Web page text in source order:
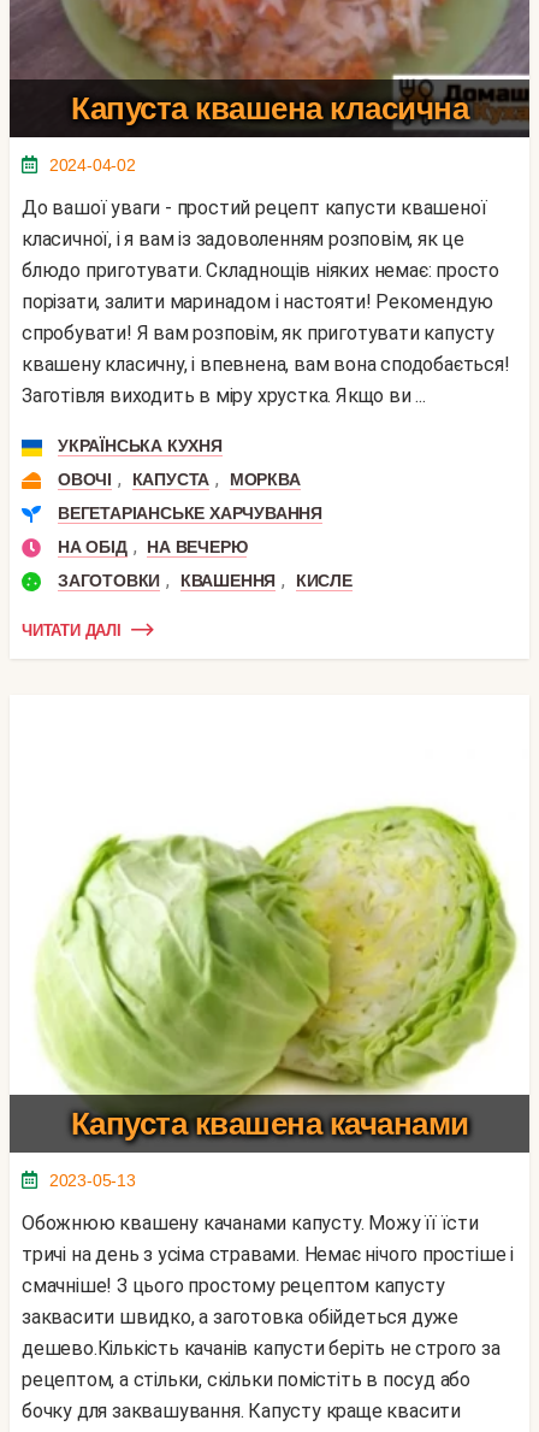
Капуста квашена класична
2024-04-02
До вашої уваги - простий рецепт капусти квашеної
класичної, і я вам із задоволенням розповім, як це
блюдо приготувати. Складнощів ніяких немає: просто
порізати, залити маринадом і настояти! Рекомендую
спробувати! Я вам розповім, як приготувати капусту
квашену класичну, і впевнена, вам вона сподобається!
Заготівля виходить в міру хрустка. Якщо ви ...
УКРАЇНСЬКА КУХНЯ
ОВОЧІ , КАПУСТА ,
МОРКВА
ВЕГЕТАРІАНСЬКЕ ХАРЧУВАННЯ
НА ОБІД ,
НА ВЕЧЕРЮ
ЗАГОТОВКИ , КВАШЕННЯ , КИСЛЕ
ЧИТАТИ ДАЛІ
Капуста квашена качанами
2023-05-13
Обожнюю квашену качанами капусту. Можу її їсти
тричі на день з усіма стравами. Немає нічого простіше і
смачніше! З цього простому рецептом капусту
заквасити швидко, а заготовка обійдеться дуже
дешево.Кількість качанів капусти беріть не строго за
рецептом, а стільки, скільки помістіть в посуд або
бочку для заквашування. Капусту краще квасити